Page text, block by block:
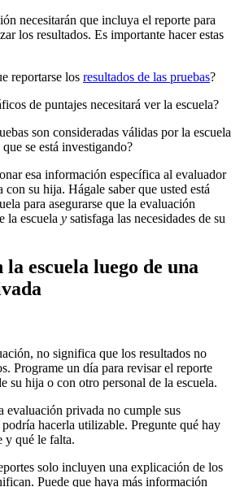
necesitarán que incluya el reporte para
los resultados. Es importante hacer estas
reportarse los resultados de las pruebas?
de puntajes necesitará ver la escuela?
son consideradas válidas por la escuela
se está investigando?
esa información específica al evaluador
con su hija. Hágale saber que usted está
para asegurarse que la evaluación
la escuela y satisfaga las necesidades de su
escuela luego de una
no significa que los resultados no
Programe un día para revisar el reporte
su hija o con otro personal de la escuela.
evaluación privada no cumple sus
podría hacerla utilizable. Pregunte qué hay
y qué le falta.
solo incluyen una explicación de los
Puede que haya más información